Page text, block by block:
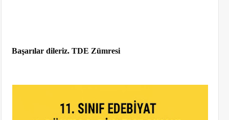
Başarılar dileriz. TDE Zümresi